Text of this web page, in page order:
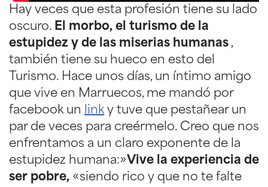
Hay veces que esta profesión tiene su lado
oscuro. El morbo, el turismo de la
estupidez y de las miserias humanas ,
también tiene su hueco en esto del
Turismo. Hace unos días, un íntimo amigo
que vive en Marruecos, me mandó por
facebook un linky tuve que pestañear un
par de veces para creérmelo. Creo que nos
enfrentamos a un claro exponente de la
estupidez humana:»Vive la experiencia de
ser pobre, «siendo rico y que no te falte